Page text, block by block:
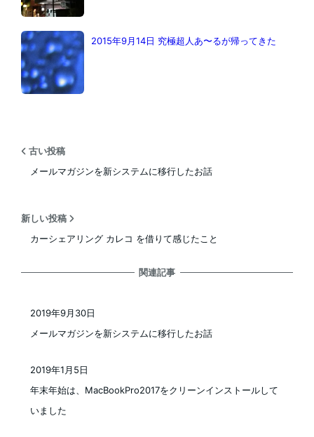
2015年9月14日 究極超人あ〜るが帰ってきた
古い投稿
メールマガジンを新システムに移行したお話
新しい投稿
カーシェアリング カレコ を借りて感じたこと
関連記事
メールマガジンを新システムに移行したお話
2019年9月30日
年末年始は、MacBookPro2017をクリーンインストールして
いました
2019年1月5日